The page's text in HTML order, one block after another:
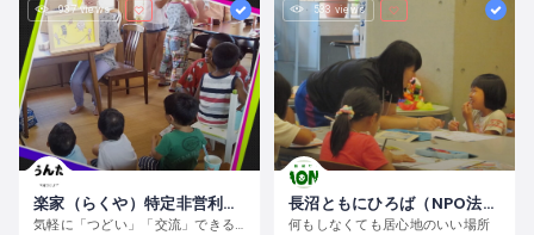
937 views
楽家（らくや）特定非営利活動法人ぼらんたす
気軽に「つどい」「交流」できるところです
533 views
長沼ともにひろば（NPO法人明日のたね）
何もしなくても居心地のいい場所